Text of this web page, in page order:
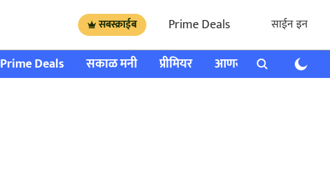
सबस्क्राईब Prime Deals साईन इन
Prime Deals सकाळ मनी प्रीमियर आणखी राशी भविष्य